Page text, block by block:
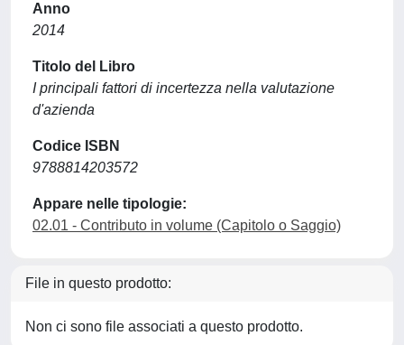
Anno
2014
Titolo del Libro
I principali fattori di incertezza nella valutazione
d'azienda
Codice ISBN
9788814203572
Appare nelle tipologie:
02.01 - Contributo in volume (Capitolo o Saggio)
File in questo prodotto:
Non ci sono file associati a questo prodotto.